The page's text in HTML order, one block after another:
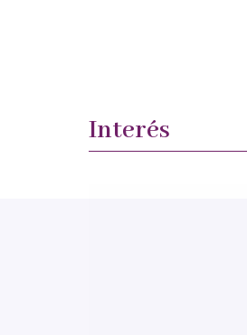
Interés